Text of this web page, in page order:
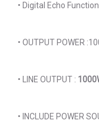
• Digital Echo
• OUTPUT POWER
• LINE OUTPUT :
• INCLUDE POWER